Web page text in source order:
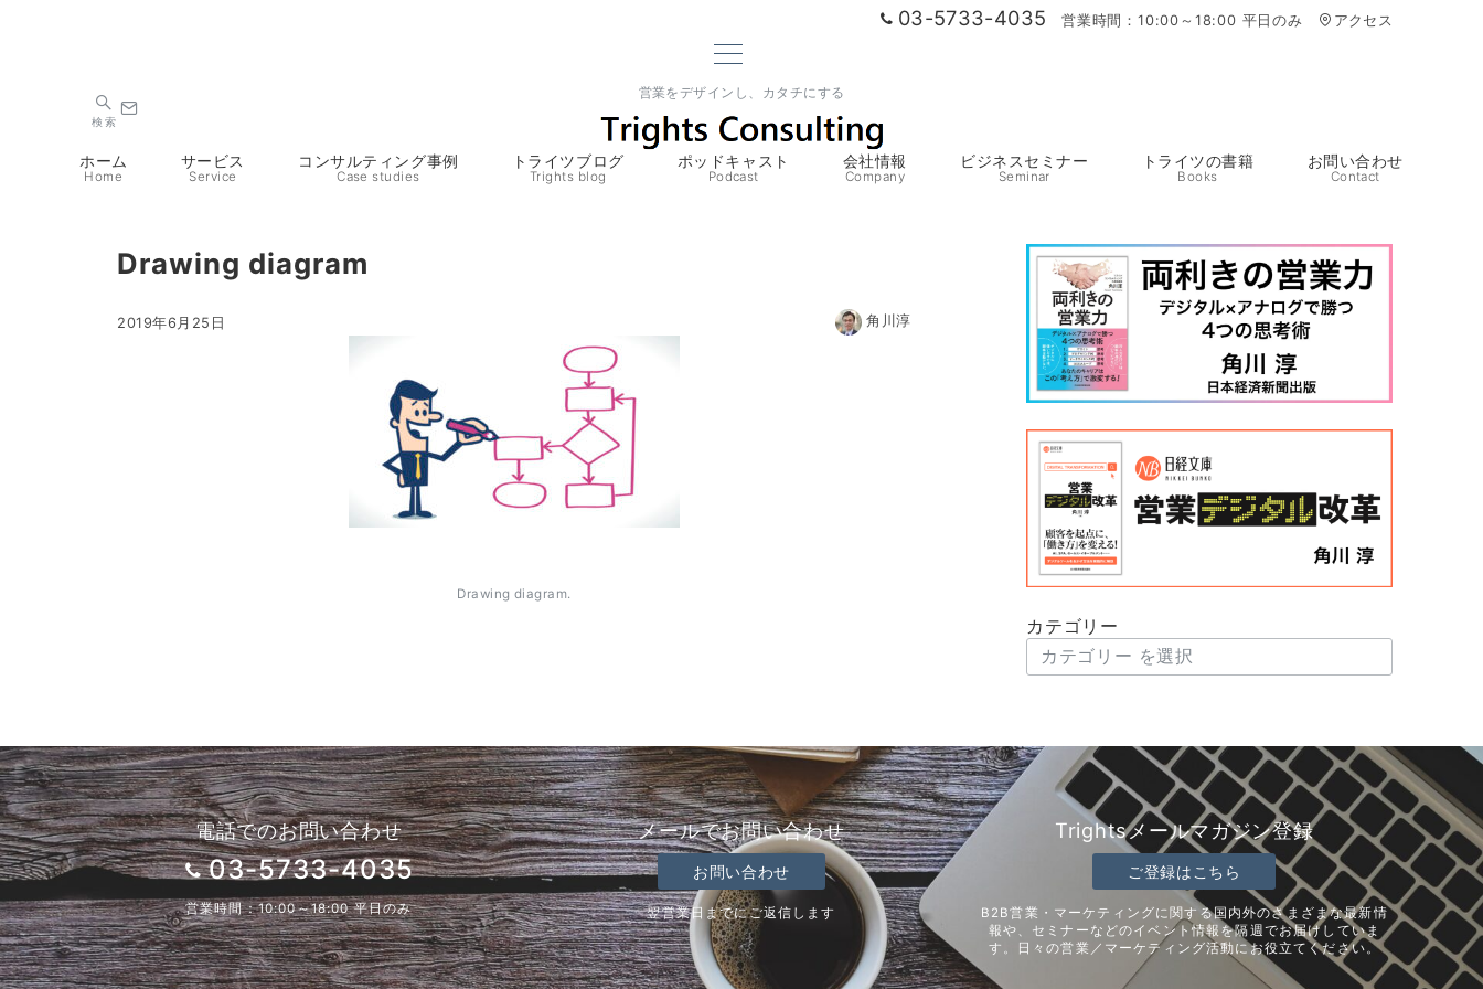
03-5733-4035 営業時間：10:00～18:00 平日のみ アクセス
営業をデザインし、カタチにする
検索
ホーム
Home
サービス
Service
コンサルティング事例
Case studies
トライツブログ
Trights blog
ポッドキャスト
Podcast
会社情報
Company
ビジネスセミナー
Seminar
トライツの書籍
Books
お問い合わせ
Contact
Drawing diagram
2019年6月25日 角川淳
Drawing diagram.
カテゴリー
電話でのお問い合わせ
03-5733-4035
営業時間：10:00～18:00 平日のみ
メールでお問い合わせ
お問い合わせ
翌営業日までにご返信します
Trightsメールマガジン登録
ご登録はこちら
B2B営業・マーケティングに関する国内外のさまざまな最新情
報や、セミナーなどのイベント情報を隔週でお届けしていま
す。日々の営業／マーケティング活動にお役立てください。